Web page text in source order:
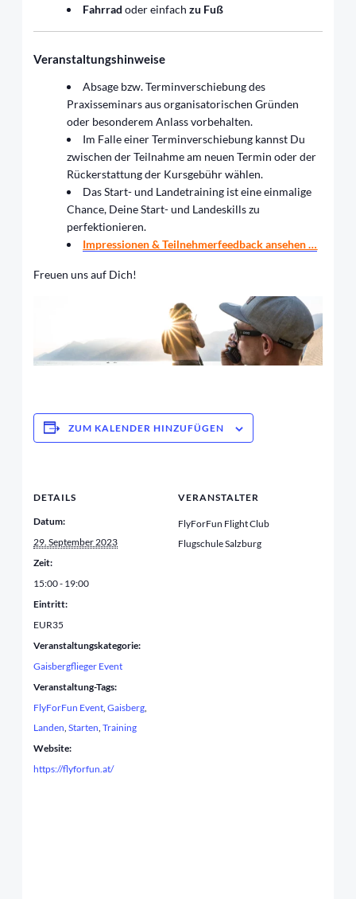
Fahrrad oder einfachzu Fuß
Veranstaltungshinweise
Absage bzw. Terminverschiebung des
Praxisseminars aus organisatorischen Gründen
oder besonderem Anlass vorbehalten.
Im Falle einer Terminverschiebung kannst Du
zwischen der Teilnahme am neuen Termin oder der
Rückerstattung der Kursgebühr wählen.
Das Start- und Landetraining ist eine einmalige
Chance, Deine Start- und Landeskills zu
perfektionieren.
Impressionen & Teilnehmerfeedback ansehen …
Freuen uns auf Dich!
ZUM KALENDER HINZUFÜGEN
DETAILS
Datum:
29. September 2023
Zeit:
15:00 - 19:00
Eintritt:
EUR35
Veranstaltungskategorie:
Gaisbergflieger Event
Veranstaltung-Tags:
FlyForFun Event,Gaisberg,
Landen,Starten,Training
Website:
https://flyforfun.at/
VERANSTALTER
FlyForFun Flight Club
Flugschule Salzburg